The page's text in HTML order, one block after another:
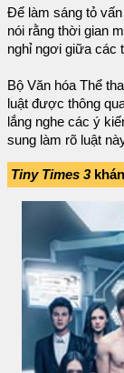
Để làm sáng tỏ
nói rằng thời gian
nghỉ ngơi giữa các
Bộ Văn hóa Thể
luật được thông
lắng nghe các ý
sung làm rõ luật
Tiny Times 3